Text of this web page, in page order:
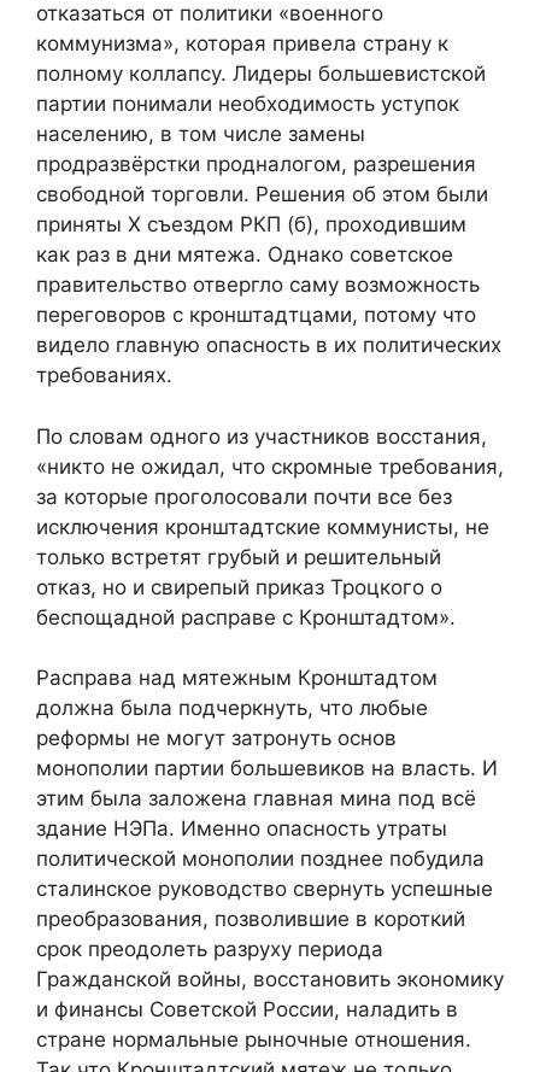
отказаться от политики «военного
коммунизма», которая привела страну к
полному коллапсу. Лидеры большевистской
партии понимали необходимость уступок
населению, в том числе замены
продразвёрстки продналогом, разрешения
свободной торговли. Решения об этом были
приняты Х съездом РКП (б), проходившим
как раз в дни мятежа. Однако советское
правительство отвергло саму возможность
переговоров с кронштадтцами, потому что
видело главную опасность в их политических
требованиях.
По словам одного из участников восстания,
«никто не ожидал, что скромные требования,
за которые проголосовали почти все без
исключения кронштадтские коммунисты, не
только встретят грубый и решительный
отказ, но и свирепый приказ Троцкого о
беспощадной расправе с Кронштадтом».
Расправа над мятежным Кронштадтом
должна была подчеркнуть, что любые
реформы не могут затронуть основ
монополии партии большевиков на власть. И
этим была заложена главная мина под всё
здание НЭПа. Именно опасность утраты
политической монополии позднее побудила
сталинское руководство свернуть успешные
преобразования, позволившие в короткий
срок преодолеть разруху периода
Гражданской войны, восстановить экономику
и финансы Советской России, наладить в
стране нормальные рыночные отношения.